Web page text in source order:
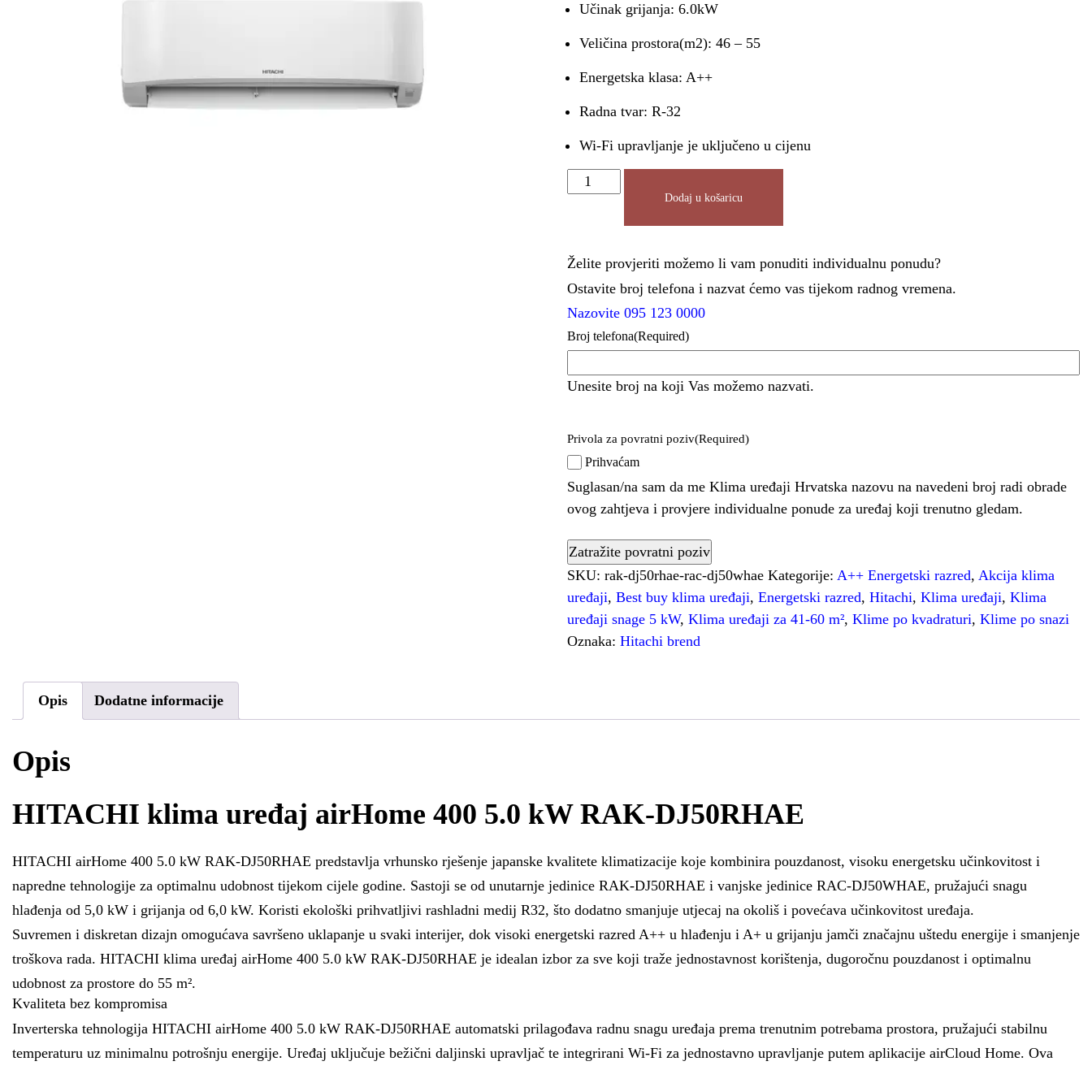
Učinak grijanja: 6.0kW
Veličina prostora(m2): 46 – 55
Energetska klasa: A++
Radna tvar: R-32
Wi-Fi upravljanje je uključeno u cijenu
Dodaj u košaricu
Želite provjeriti možemo li vam ponuditi individualnu ponudu?
Ostavite broj telefona i nazvat ćemo vas tijekom radnog vremena.
Nazovite 095 123 0000
Broj telefona(Required)
Unesite broj na koji Vas možemo nazvati.
Privola za povratni poziv(Required)
Prihvaćam
Suglasan/na sam da me Klima uređaji Hrvatska nazovu na navedeni broj radi obrade
ovog zahtjeva i provjere individualne ponude za uređaj koji trenutno gledam.
SKU:rak-dj50rhae-rac-dj50whae Kategorije:A++ Energetski razred,Akcija klima
uređaji,Best buy klima uređaji,Energetski razred,Hitachi,Klima uređaji,Klima
uređaji snage 5 kW,Klima uređaji za 41-60 m²,Klime po kvadraturi,Klime po snazi
Oznaka:Hitachi brend
Opis Dodatne informacije
Opis
HITACHI klima uređaj airHome 400 5.0 kW RAK-DJ50RHAE
HITACHI airHome 400 5.0 kW RAK-DJ50RHAE predstavlja vrhunsko rješenje japanske kvalitete klimatizacije koje kombinira pouzdanost, visoku energetsku učinkovitost i
napredne tehnologije za optimalnu udobnost tijekom cijele godine. Sastoji se od unutarnje jedinice RAK-DJ50RHAE i vanjske jedinice RAC-DJ50WHAE, pružajući snagu
hlađenja od 5,0 kW i grijanja od 6,0 kW. Koristi ekološki prihvatljivi rashladni medij R32, što dodatno smanjuje utjecaj na okoliš i povećava učinkovitost uređaja.
Suvremen i diskretan dizajn omogućava savršeno uklapanje u svaki interijer, dok visoki energetski razred A++ u hlađenju i A+ u grijanju jamči značajnu uštedu energije i smanjenje
troškova rada. HITACHI klima uređaj airHome 400 5.0 kW RAK-DJ50RHAE je idealan izbor za sve koji traže jednostavnost korištenja, dugoročnu pouzdanost i optimalnu
udobnost za prostore do 55 m².
Kvaliteta bez kompromisa
Inverterska tehnologija HITACHI airHome 400 5.0 kW RAK-DJ50RHAE automatski prilagođava radnu snagu uređaja prema trenutnim potrebama prostora, pružajući stabilnu
temperaturu uz minimalnu potrošnju energije. Uređaj uključuje bežični daljinski upravljač te integrirani Wi-Fi za jednostavno upravljanje putem aplikacije airCloud Home. Ova